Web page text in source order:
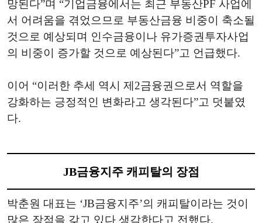
망된다”며 “기업금융에서는 최근 부동산PF 사업에
서 어려움을 겪었으므로 부동산금융 비중이 축소될
것으로 예상되며 인수금융이나 유가증권투자사업
의 비중이 증가할 것으로 예상된다”고 언급했다.
이어 “이러한 추세 역시 제2금융권으로서 역할을
강화하는 긍정적인 변화라고 생각된다”고 덧붙였
다.
JB금융지주 캐피탈의 장점
박춘원 대표는 ‘JB금융지주’의 캐피탈이라는 것이
많은 장점을 갖고 있다 생각한다고 전했다.